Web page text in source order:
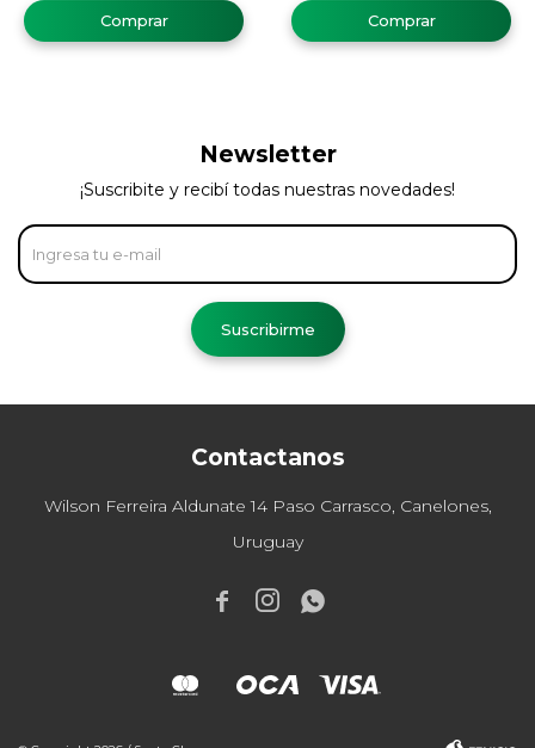
Contactanos
Wilson Ferreira Aldunate 14 Paso Carrasco, Canelones,
Uruguay
  
Newsletter
¡Suscribite y recibí todas nuestras novedades!
Suscribirme